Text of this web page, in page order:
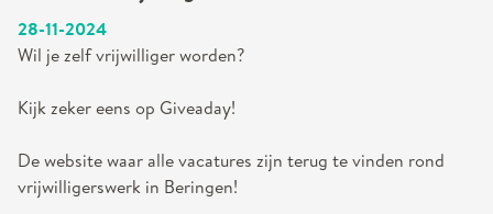
28-11-2024
Wil je zelf vrijwilliger worden?
Kijk zeker eens op Giveaday!
De website waar alle vacatures zijn terug te vinden rond
vrijwilligerswerk in Beringen!